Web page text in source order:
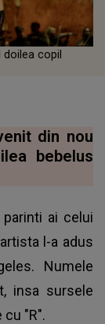
copil
din nou
bebelus
ai celui
l-a adus
Numele
insa sursele
"R".